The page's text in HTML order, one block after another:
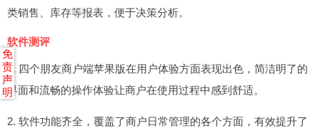
类销售、库存等报表，便于决策分析。
软件测评
1. 四个朋友商户端苹果版在用户体验方面表现出色，简洁明了的
界面和流畅的操作体验让商户在使用过程中感到舒适。
2. 软件功能齐全，覆盖了商户日常管理的各个方面，有效提升了
免
责
声
明